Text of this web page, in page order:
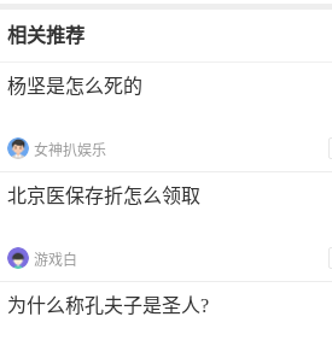
相关推荐
杨坚是怎么死的
女神扒娱乐
北京医保存折怎么领取
游戏白
为什么称孔夫子是圣人?